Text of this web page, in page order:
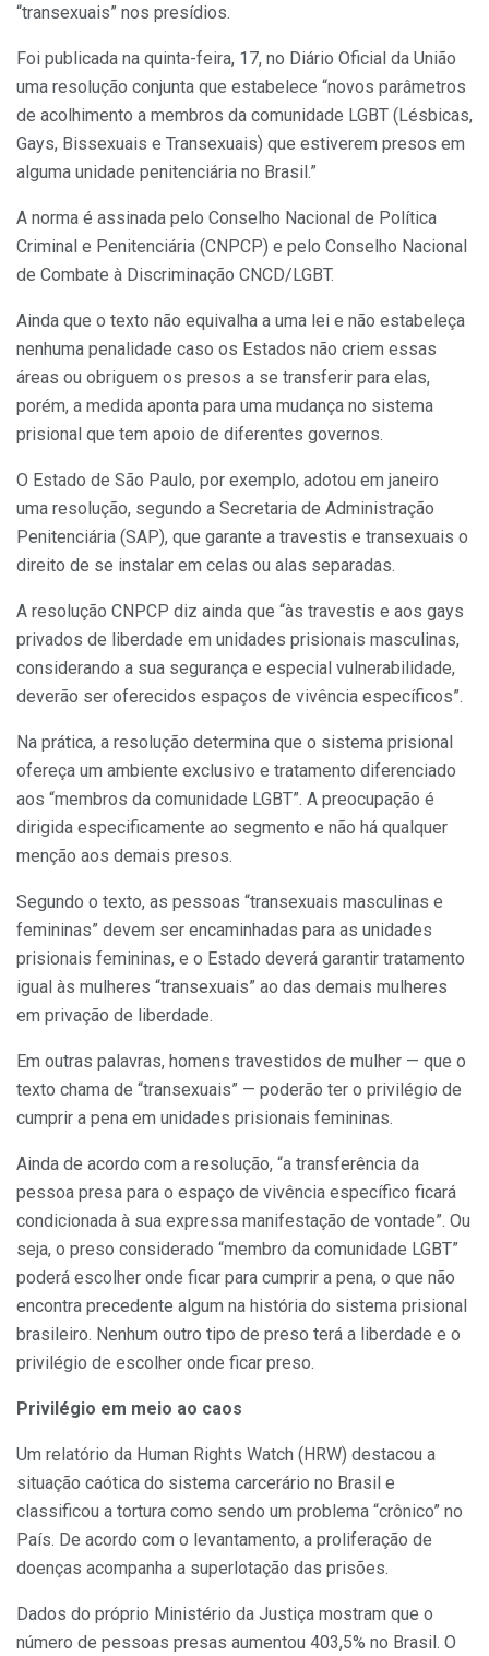
“transexuais” nos presídios.
Foi publicada na quinta-feira, 17, no Diário Oficial da União
uma resolução conjunta que estabelece “novos parâmetros
de acolhimento a membros da comunidade LGBT (Lésbicas,
Gays, Bissexuais e Transexuais) que estiverem presos em
alguma unidade penitenciária no Brasil.”
A norma é assinada pelo Conselho Nacional de Política
Criminal e Penitenciária (CNPCP) e pelo Conselho Nacional
de Combate à Discriminação CNCD/LGBT.
Ainda que o texto não equivalha a uma lei e não estabeleça
nenhuma penalidade caso os Estados não criem essas
áreas ou obriguem os presos a se transferir para elas,
porém, a medida aponta para uma mudança no sistema
prisional que tem apoio de diferentes governos.
O Estado de São Paulo, por exemplo, adotou em janeiro
uma resolução, segundo a Secretaria de Administração
Penitenciária (SAP), que garante a travestis e transexuais o
direito de se instalar em celas ou alas separadas.
A resolução CNPCP diz ainda que “às travestis e aos gays
privados de liberdade em unidades prisionais masculinas,
considerando a sua segurança e especial vulnerabilidade,
deverão ser oferecidos espaços de vivência específicos”.
Na prática, a resolução determina que o sistema prisional
ofereça um ambiente exclusivo e tratamento diferenciado
aos “membros da comunidade LGBT”. A preocupação é
dirigida especificamente ao segmento e não há qualquer
menção aos demais presos.
Segundo o texto, as pessoas “transexuais masculinas e
femininas” devem ser encaminhadas para as unidades
prisionais femininas, e o Estado deverá garantir tratamento
igual às mulheres “transexuais” ao das demais mulheres
em privação de liberdade.
Em outras palavras, homens travestidos de mulher — que o
texto chama de “transexuais” — poderão ter o privilégio de
cumprir a pena em unidades prisionais femininas.
Ainda de acordo com a resolução, “a transferência da
pessoa presa para o espaço de vivência específico ficará
condicionada à sua expressa manifestação de vontade”. Ou
seja, o preso considerado “membro da comunidade LGBT”
poderá escolher onde ficar para cumprir a pena, o que não
encontra precedente algum na história do sistema prisional
brasileiro. Nenhum outro tipo de preso terá a liberdade e o
privilégio de escolher onde ficar preso.
Privilégio em meio ao caos
Um relatório da Human Rights Watch (HRW) destacou a
situação caótica do sistema carcerário no Brasil e
classificou a tortura como sendo um problema “crônico” no
País. De acordo com o levantamento, a proliferação de
doenças acompanha a superlotação das prisões.
Dados do próprio Ministério da Justiça mostram que o
número de pessoas presas aumentou 403,5% no Brasil. O